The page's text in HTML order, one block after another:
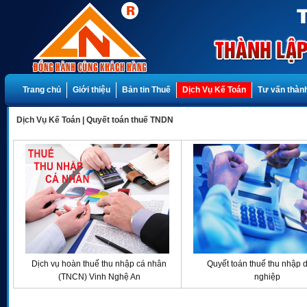
Trang chủ Giới thiệu Bản tin Thuế Dịch Vụ Kế Toán Tư vấn
Dịch Vụ Kế Toán Quyết toán thuế TNDN
Dịch vụ hoàn thuế thu nhập cá nhân
(TNCN) Vinh Nghệ An
Quyết toán thuế thu nhập
nghiệp